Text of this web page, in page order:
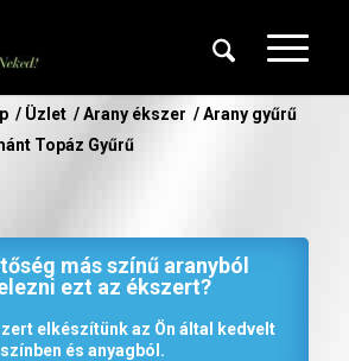
/ Üzlet / Arany ékszer / Arany gyűrű
Topáz Gyűrű
más színű aranyból
ezt az ékszert?
elkészítünk az Ön által kedvelt
színben és anyagból.